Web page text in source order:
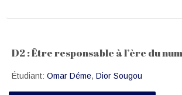
D2 : Être responsable à l’ère du
Étudiant: Omar Déme, Dior Sougou